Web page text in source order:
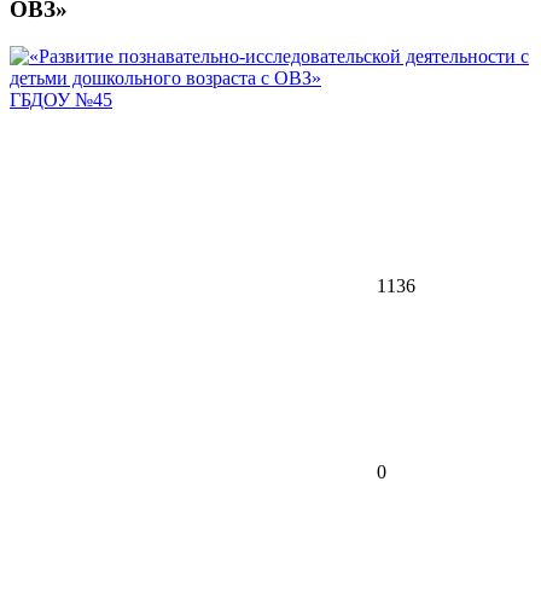
ОВЗ»
ГБДОУ №45
1136
0